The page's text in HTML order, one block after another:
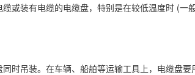
或装有电缆的电缆盘，特别是在较低温度时 (一
时吊装。在车辆、船舶等运输工具上，电缆盘